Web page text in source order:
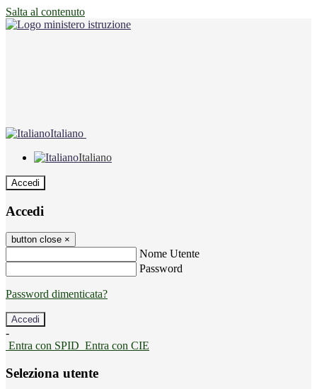
Salta al contenuto
Italiano
Italiano
Accedi
Accedi
button close ×
Nome Utente
Password
Password dimenticata?
-
Entra con SPID Entra con CIE
Seleziona utente